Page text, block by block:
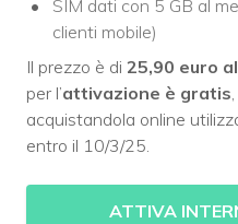
SIM dati con 5 GB al
clienti mobile)
Il prezzo è di 25,90 euro
per l’attivazione è gratis
acquistandola online
entro il 10/3/25.
ATTIVA